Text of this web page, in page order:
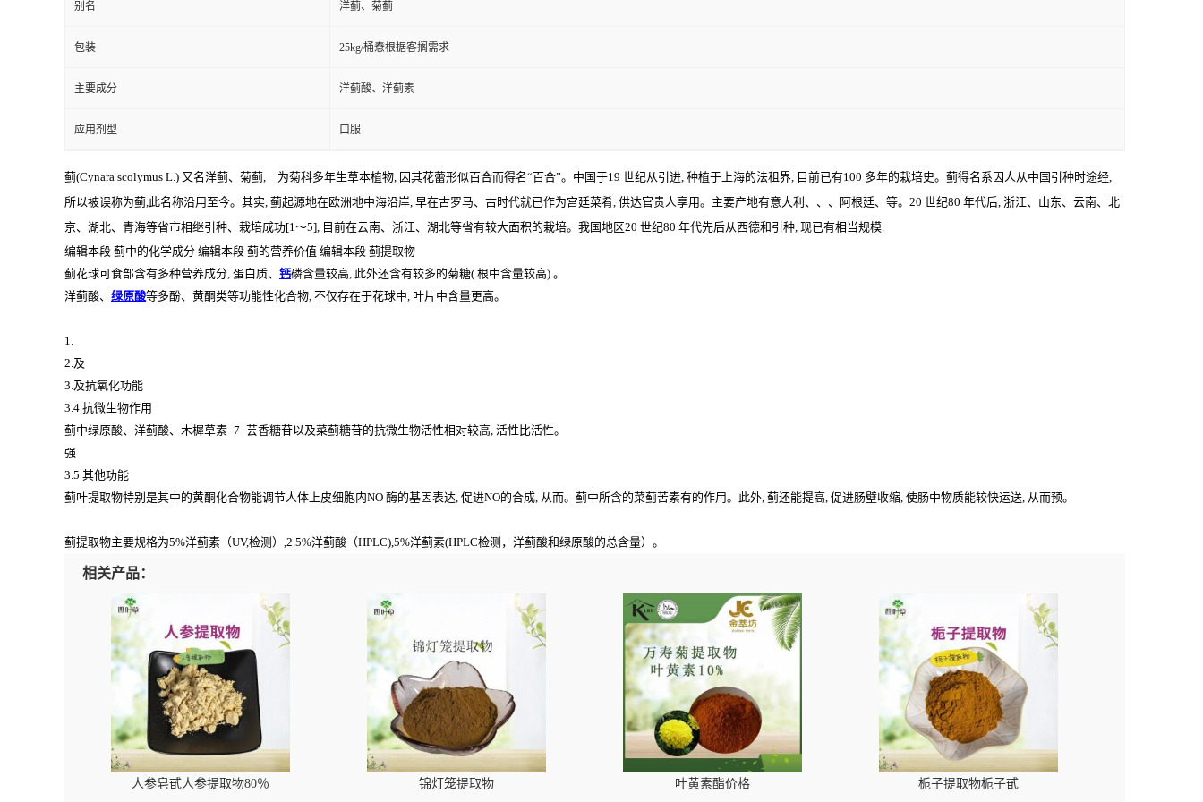
别名 洋蓟、菊蓟
包装 25kg/桶憃根据客搁需求
主要成分 洋蓟酸、洋蓟素
应用剂型 口服
蓟(Cynara scolymus L.) 又名洋蓟、菊蓟, 为菊科多年生草本植物, 因其花蕾形似百合而得名“百合”。中国于19 世纪从引进, 种植于上海的法租界, 目前已有100 多年的栽培史。蓟得名系因人从中国引种时途经,
所以被误称为蓟,此名称沿用至今。其实, 蓟起源地在欧洲地中海沿岸, 早在古罗马、古时代就已作为宫廷菜肴, 供达官贵人享用。主要产地有意大利、、、阿根廷、等。20 世纪80 年代后, 浙江、山东、云南、北
京、湖北、青海等省市相继引种、栽培成功[1～5], 目前在云南、浙江、湖北等省有较大面积的栽培。我国地区20 世纪80 年代先后从西德和引种, 现已有相当规模.
编辑本段 蓟中的化学成分 编辑本段 蓟的营养价值 编辑本段 蓟提取物
蓟花球可食部含有多种营养成分, 蛋白质、 钙磷含量较高, 此外还含有较多的菊糖( 根中含量较高) 。
洋蓟酸、 绿原酸等多酚、黄酮类等功能性化合物, 不仅存在于花球中, 叶片中含量更高。
1.
2.及
3.及抗氧化功能
3.4 抗微生物作用
蓟中绿原酸、洋蓟酸、木樨草素- 7- 芸香糖苷以及菜蓟糖苷的抗微生物活性相对较高, 活性比活性。
强.
3.5 其他功能
蓟叶提取物特别是其中的黄酮化合物能调节人体上皮细胞内NO 酶的基因表达, 促进NO的合成, 从而。蓟中所含的菜蓟苦素有的作用。此外, 蓟还能提高, 促进肠壁收缩, 使肠中物质能较快运送, 从而预。
蓟提取物主要规格为5%洋蓟素（UV,检测）,2.5%洋蓟酸（HPLC),5%洋蓟素(HPLC检测，洋蓟酸和绿原酸的总含量）。
相关产品：
人参皂甙人参提取物80％ 锦灯笼提取物 叶黄素酯价格 栀子提取物栀子甙